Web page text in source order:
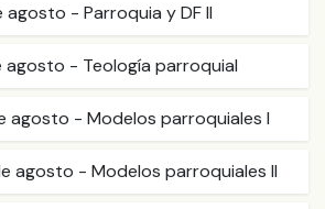
- Parroquia y DF II
agosto - Teología parroquial
agosto - Modelos parroquiales I
agosto - Modelos parroquiales II